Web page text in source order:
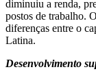
diminuiu a renda,
postos de trabalho.
diferenças entre o
Latina.
Desenvolvimento